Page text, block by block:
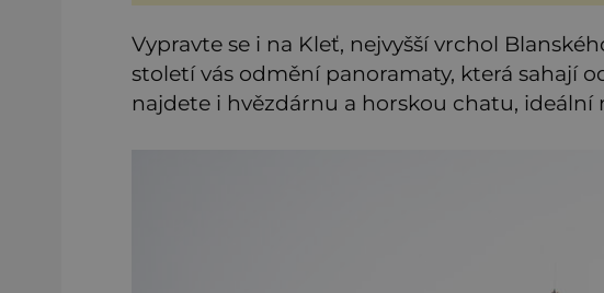
on, dejte si pozor, ať místo
Vypravte se i na Kleť, nejvyšší vrchol
století vás odmění panoramaty, která sahají
najdete i hvězdárnu a horskou chatu, ideální